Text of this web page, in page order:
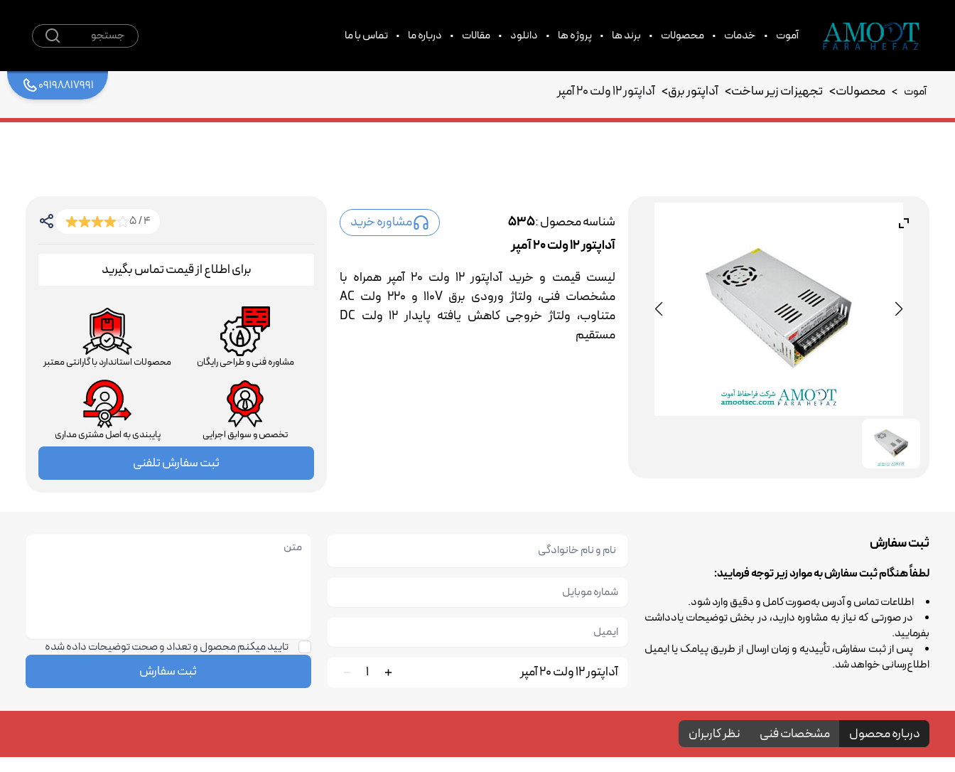
09198817991
آموت • خدمات • محصولات • برند ها • پروژه ها • دانلود • مقالات • درباره ما • تماس با ما جستجو
آموت > محصولات> تجهیزات زیر ساخت> آداپتور برق> آداپتور 12 ولت 20 آمپر
شناسه محصول :535
مشاوره خرید
آداپتور 12 ولت 20 آمپر
لیست قیمت و خرید آداپتور 12 ولت 20 آمپر همراه با
مشخصات فنی، ولتاژ ورودی برق 110V و 220 ولت AC
متناوب، ولتاژ خروجی کاهش یافته پایدار 12 ولت DC
مستقیم
4 / 5
برای اطلاع از قیمت تماس بگیرید
مشاوره فنی و طراحی رایگان محصولات استاندارد با گارانتی معتبر
تخصص و سوابق اجرایی پایبندی به اصل مشتری مداری
ثبت سفارش تلفنی
ثبت سفارش
لطفاً هنگام ثبت سفارش به موارد زیر توجه فرمایید:
اطلاعات تماس و آدرس به‌صورت کامل و دقیق وارد شود.
در صورتی که نیاز به مشاوره دارید، در بخش توضیحات یادداشت
بفرمایید.
پس از ثبت سفارش، تأییدیه و زمان ارسال از طریق پیامک یا ایمیل
اطلاع‌رسانی خواهد شد.
آداپتور 12 ولت 20 آمپر 1
تایید میکنم محصول و تعداد و صحت توضیحات داده شده
ثبت سفارش
درباره محصول مشخصات فنی نظر کاربران